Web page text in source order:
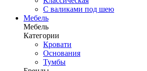
С валиками под шею
Мебель
Мебель
Категории
Кровати
Основания
Тумбы